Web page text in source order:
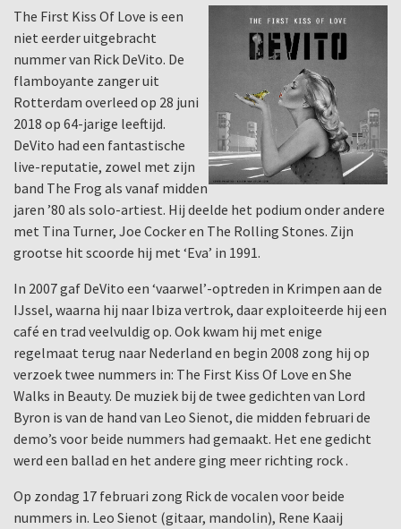
The First Kiss Of Love is een
niet eerder uitgebracht
nummer van Rick DeVito. De
flamboyante zanger uit
Rotterdam overleed op 28 juni
2018 op 64-jarige leeftijd.
DeVito had een fantastische
live-reputatie, zowel met zijn
band The Frog als vanaf midden
jaren ’80 als solo-artiest. Hij deelde het podium onder andere
met Tina Turner, Joe Cocker en The Rolling Stones. Zijn
grootse hit scoorde hij met ‘Eva’ in 1991.
In 2007 gaf DeVito een ‘vaarwel’-optreden in Krimpen aan de
IJssel, waarna hij naar Ibiza vertrok, daar exploiteerde hij een
café en trad veelvuldig op. Ook kwam hij met enige
regelmaat terug naar Nederland en begin 2008 zong hij op
verzoek twee nummers in: The First Kiss Of Love en She
Walks in Beauty. De muziek bij de twee gedichten van Lord
Byron is van de hand van Leo Sienot, die midden februari de
demo’s voor beide nummers had gemaakt. Het ene gedicht
werd een ballad en het andere ging meer richting rock .
Op zondag 17 februari zong Rick de vocalen voor beide
nummers in. Leo Sienot (gitaar, mandolin), Rene Kaaij